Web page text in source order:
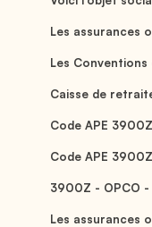
Les assurances
Les
Caisse de
Code APE
Code APE
3900Z - OPCO
Les assurances